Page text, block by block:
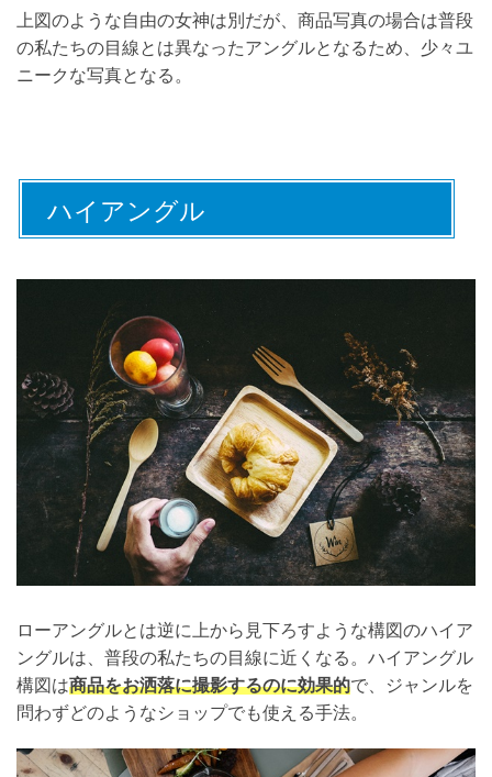
上図のような自由の女神は別だが、商品写真の場合は普段
の私たちの目線とは異なったアングルとなるため、少々ユ
ニークな写真となる。
ハイアングル
ローアングルとは逆に上から見下ろすような構図のハイア
ングルは、普段の私たちの目線に近くなる。ハイアングル
構図は商品をお洒落に撮影するのに効果的で、ジャンルを
問わずどのようなショップでも使える手法。